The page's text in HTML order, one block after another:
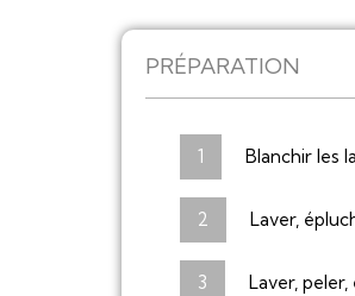
PRÉPARATION
Blanchir les
Laver,
Laver,